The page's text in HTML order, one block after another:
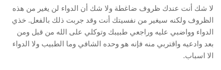
لا شك أنت عندك ظروف ضاغطة ولا شك أن الدواء لن يغير من هذه
الظروف ولكنه سيغير من نفسيتك أنت وقد جربت ذلك بالفعل. خذي
الدواء وواضبي عليه وراجعي طبيبك وتوكلي على الله من قبل ومن
بعد وادعيه واقتربي منه فإنه هو وحده الشافي وما الطبيب ولا الدواء
الا اسباب.